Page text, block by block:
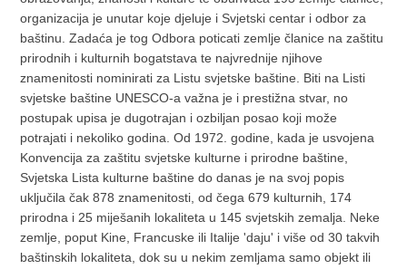
organizacija je unutar koje djeluje i Svjetski centar i odbor za
baštinu. Zadaća je tog Odbora poticati zemlje članice na zaštitu
prirodnih i kulturnih bogatstava te najvrednije njihove
znamenitosti nominirati za Listu svjetske baštine. Biti na Listi
svjetske baštine UNESCO-a važna je i prestižna stvar, no
postupak upisa je dugotrajan i ozbiljan posao koji može
potrajati i nekoliko godina. Od 1972. godine, kada je usvojena
Konvencija za zaštitu svjetske kulturne i prirodne baštine,
Svjetska Lista kulturne baštine do danas je na svoj popis
uključila čak 878 znamenitosti, od čega 679 kulturnih, 174
prirodna i 25 miješanih lokaliteta u 145 svjetskih zemalja. Neke
zemlje, poput Kine, Francuske ili Italije 'daju' i više od 30 takvih
baštinskih lokaliteta, dok su u nekim zemljama samo objekt ili